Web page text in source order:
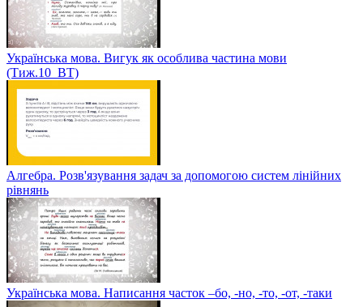
Українська мова. Вигук як особлива частина мови
(Тиж.10_ВТ)
Алгебра. Розв'язування задач за допомогою систем лінійних
рівнянь
Українська мова. Написання часток –бо, -но, -то, -от, -таки